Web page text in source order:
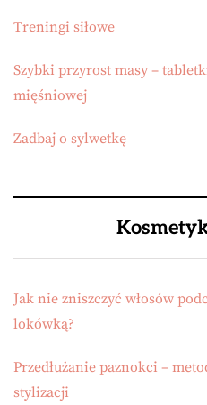
Treningi siłowe
Szybki przyrost masy –
mięśniowej
Zadbaj o sylwetkę
Jak nie zniszczyć włosów
lokówką?
Przedłużanie paznokci –
stylizacji